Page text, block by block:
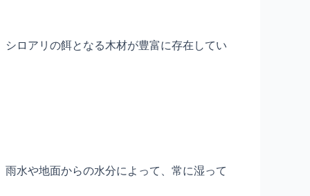
ロアリの餌となる木材が豊富に存在してい
水や地面からの水分によって、常に湿って